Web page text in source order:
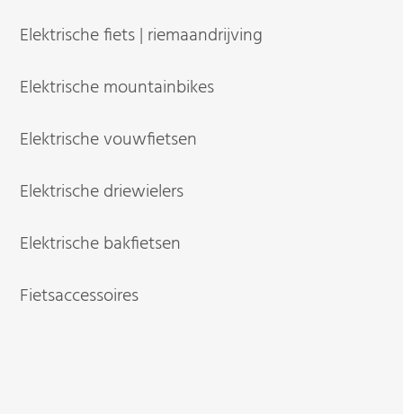
Elektrische fiets | riemaandrijving
Elektrische mountainbikes
Elektrische vouwfietsen
Elektrische driewielers
Elektrische bakfietsen
Fietsaccessoires